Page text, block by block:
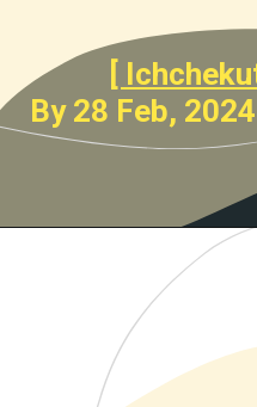
[
By 28 Feb,